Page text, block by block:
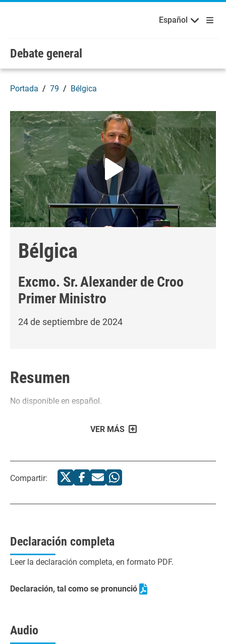
Skip to main content / navigation
Bienvenidos a las Naciones Unidas
Español
Debate general
Portada 79 Bélgica
Bélgica
Excmo. Sr.Alexander de Croo
Primer Ministro
24 de septiembre de 2024
Resumen
No disponible en español.
VER MÁS
Compartir:
Declaración completa
Leer la declaración completa, en formato PDF.
Declaración, tal como se pronunció
Audio